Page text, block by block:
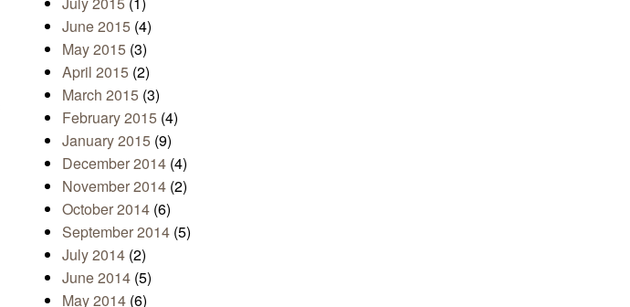
June 2015 (4)
May 2015 (3)
April 2015 (2)
March 2015 (3)
February 2015 (4)
January 2015 (9)
December 2014 (4)
November 2014 (2)
October 2014 (6)
September 2014 (5)
July 2014 (2)
June 2014 (5)
May 2014 (6)